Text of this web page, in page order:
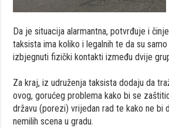
Da je situacija alarmantna, potvrđuje i
taksista ima koliko i legalnih te da su
izbjegnuti fizički kontakti između dvije
Za kraj, iz udruženja taksista dodaju da
ovog, gorućeg problema kako bi se
državu (porezi) vrijedan rad te kako ne bi
nemilih scena u gradu.